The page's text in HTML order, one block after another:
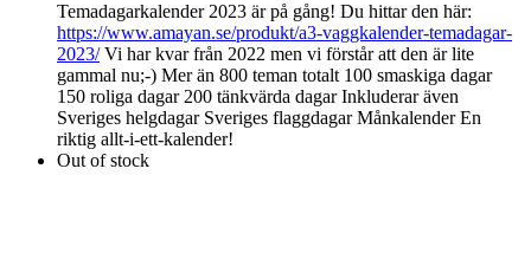
Temadagarkalender 2023 är på gång! Du hittar den här:
https://www.amayan.se/produkt/a3-vaggkalender-temadagar-
2023/Vi har kvar från 2022 men vi förstår att den är lite
gammal nu;-) Mer än 800 teman totalt 100 smaskiga dagar
150 roliga dagar 200 tänkvärda dagar Inkluderar även
Sveriges helgdagar Sveriges flaggdagar Månkalender En
riktig allt-i-ett-kalender!
Out of stock